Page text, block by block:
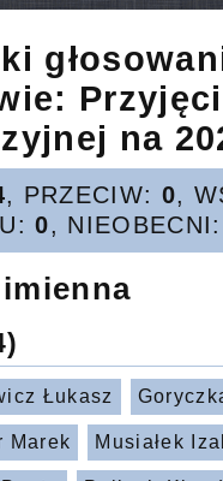
na
, PRZECIW: 0,
0,
Łukasz
Marek Musiałek